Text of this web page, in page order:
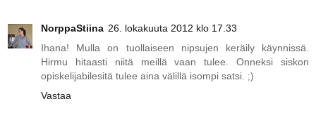
NorppaStiina 26. lokakuuta 2012 klo 17.33
Ihana! Mulla on tuollaiseen nipsujen keräily käynnissä.
Hirmu hitaasti niitä meillä vaan tulee. Onneksi siskon
opiskelijabilesitä tulee aina välillä isompi satsi. ;)
Vastaa